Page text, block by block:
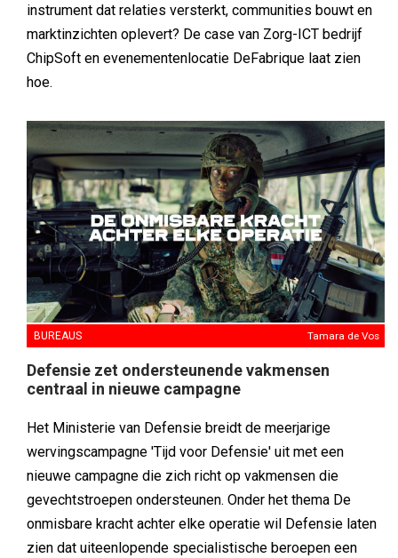
instrument dat relaties versterkt, communities bouwt en
marktinzichten oplevert? De case van Zorg-ICT bedrijf
ChipSoft en evenementenlocatie DeFabrique laat zien
hoe.
BUREAUS Tamara de Vos
Defensie zet ondersteunende vakmensen
centraal in nieuwe campagne
Het Ministerie van Defensie breidt de meerjarige
wervingscampagne 'Tijd voor Defensie' uit met een
nieuwe campagne die zich richt op vakmensen die
gevechtstroepen ondersteunen. Onder het thema De
onmisbare kracht achter elke operatie wil Defensie laten
zien dat uiteenlopende specialistische beroepen een